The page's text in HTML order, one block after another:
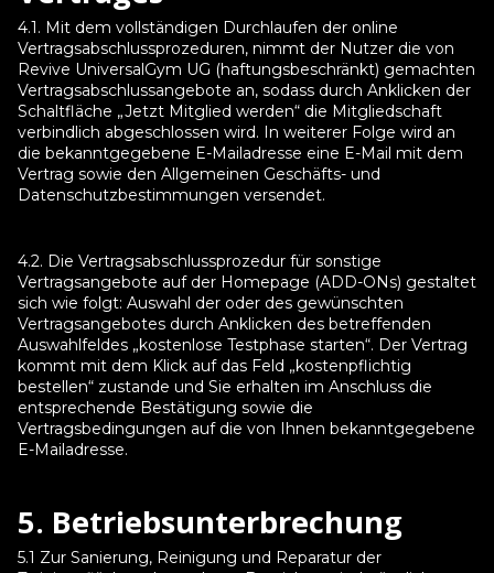
4.1. Mit dem vollständigen Durchlaufen der online
Vertragsabschlussprozeduren, nimmt der Nutzer die von
Revive UniversalGym UG (haftungsbeschränkt) gemachten
Vertragsabschlussangebote an, sodass durch Anklicken der
Schaltfläche „Jetzt Mitglied werden“ die Mitgliedschaft
verbindlich abgeschlossen wird. In weiterer Folge wird an
die bekanntgegebene E-Mailadresse eine E-Mail mit dem
Vertrag sowie den Allgemeinen Geschäfts- und
Datenschutzbestimmungen versendet.
4.2. Die Vertragsabschlussprozedur für sonstige
Vertragsangebote auf der Homepage (ADD-ONs) gestaltet
sich wie folgt: Auswahl der oder des gewünschten
Vertragsangebotes durch Anklicken des betreffenden
Auswahlfeldes „kostenlose Testphase starten“. Der Vertrag
kommt mit dem Klick auf das Feld „kostenpflichtig
bestellen“ zustande und Sie erhalten im Anschluss die
entsprechende Bestätigung sowie die
Vertragsbedingungen auf die von Ihnen bekanntgegebene
E-Mailadresse.
5. Betriebsunterbrechung
5.1 Zur Sanierung, Reinigung und Reparatur der